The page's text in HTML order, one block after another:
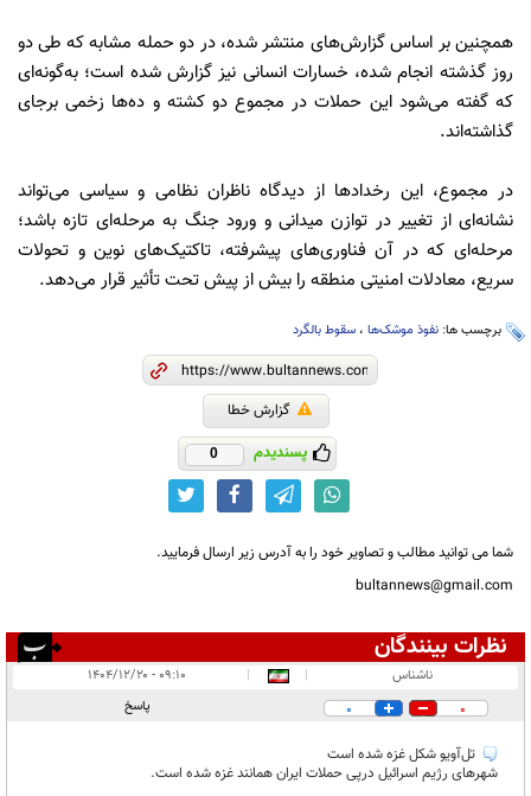
همچنین بر اساس گزارش‌های منتشر شده، در دو حمله مشابه که طی دو
روز گذشته انجام شده، خسارات انسانی نیز گزارش شده است؛ به‌گونه‌ای
که گفته می‌شود این حملات در مجموع دو کشته و ده‌ها زخمی برجای
گذاشته‌اند.
در مجموع، این رخدادها از دیدگاه ناظران نظامی و سیاسی می‌تواند
نشانه‌ای از تغییر در توازن میدانی و ورود جنگ به مرحله‌ای تازه باشد؛
مرحله‌ای که در آن فناوری‌های پیشرفته، تاکتیک‌های نوین و تحولات
سریع، معادلات امنیتی منطقه را بیش از پیش تحت تأثیر قرار می‌دهد.
برچسب ها: نفوذ موشک‌ها ، سقوط بالگرد
گزارش خطا
پسندیدم 0
شما می توانید مطالب و تصاویر خود را به آدرس زیر ارسال فرمایید.
bultannews@gmail.com
نظرات بینندگان
در انتظار بررسی:
ناشناس |
|
۰۹:۱۰ - ۱۴۰۴/۱۲/۲۰
0
0 پاسخ
تل‌آویو شکل غزه شده است
شهر‌های رژیم اسرائیل درپی حملات ایران همانند غزه شده است.